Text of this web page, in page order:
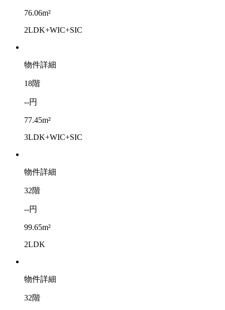
76.06m²
2LDK+WIC+SIC
物件詳細
18階
--円
77.45m²
3LDK+WIC+SIC
物件詳細
32階
--円
99.65m²
2LDK
物件詳細
32階